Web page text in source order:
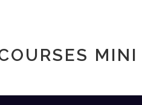
MINI